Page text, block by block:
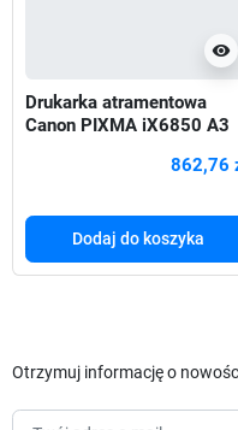
visibility
Drukarka atramentowa
Canon PIXMA iX6850 A3
862,76
Dodaj do koszyka
Otrzymuj informację o